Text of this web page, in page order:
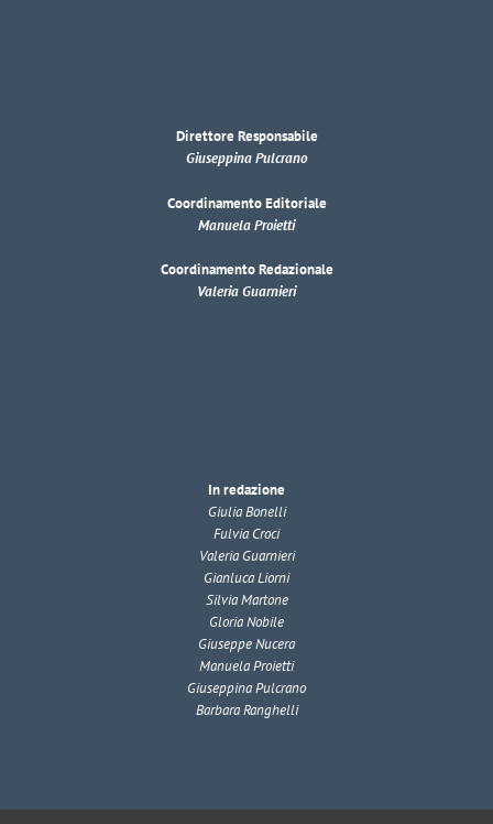
Direttore Responsabile
Giuseppina Pulcrano
Coordinamento Editoriale
Manuela Proietti
Coordinamento Redazionale
Valeria Guarnieri
In redazione
Giulia Bonelli
Fulvia Croci
Valeria Guarnieri
Gianluca Liorni
Silvia Martone
Gloria Nobile
Giuseppe Nucera
Manuela Proietti
Giuseppina Pulcrano
Barbara Ranghelli